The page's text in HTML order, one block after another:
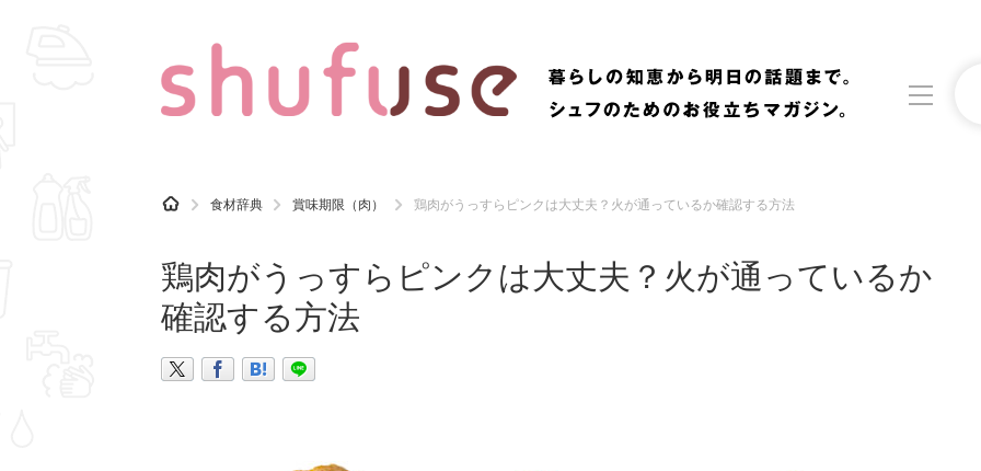
CATEGORY 記事カテゴリ
マナー 趣味 食材辞典 おすすめ
H
O
食材辞典 賞味期限（肉） 鶏肉がうっすらピンクは大丈夫？火が通っているか確認する方法
鶏肉がうっすらピンクは大丈夫？火が通っているか
確認する方法